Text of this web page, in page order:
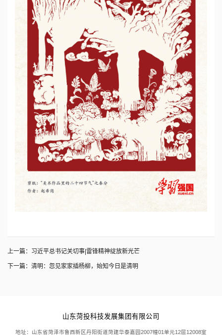
上一篇： 习近平总书记关切事|雷锋精神绽放新光芒
下一篇： 清明：忽见家家插杨柳，始知今日是清明
山东菏投科技发展集团有限公司
地址：山东省菏泽市鲁西新区丹阳街道菏建华泰嘉园2007幢01单元12层12008室